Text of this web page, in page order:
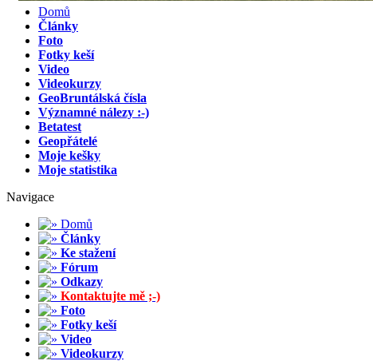
Domů
Články
Foto
Fotky keší
Video
Videokurzy
GeoBruntálská čísla
Významné nálezy :-)
Betatest
Geopřátelé
Moje kešky
Moje statistika
Navigace
Domů
Články
Ke stažení
Fórum
Odkazy
Kontaktujte mě ;-)
Foto
Fotky keší
Video
Videokurzy